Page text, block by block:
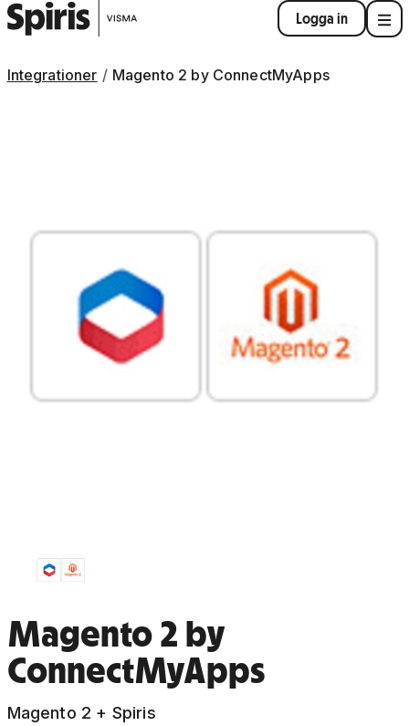
Logga in
Integrationer Magento 2 by ConnectMyApps
Magento 2 by
ConnectMyApps
Magento 2 + Spiris